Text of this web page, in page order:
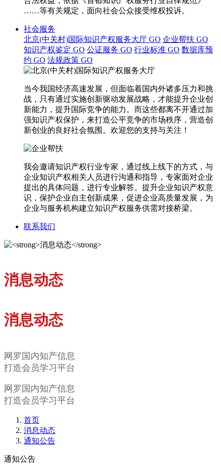
……等有关规定，面向社会公众接受维权投诉。
社会服务
北京(中关村)国际知识产权服务大厅 GO 企业帮扶 GO
知识产权鉴定 GO 公证服务 GO 行业标准 GO 数据库预
约 GO 法规政策 GO
当今我国经济高速发展，但面临着国内外诸多压力和挑
战，只有通过实施创新驱动发展战略，才能提升企业创
新能力，提升国际竞争的能力。而这些都离不开通过加
强知识产权保护，来打造公平竞争的市场秩序，营造创
新创业的良好社会氛围。欢迎您的支持与关注！
我会邀请知识产权行业专家，通过线上线下的方式，与
企业知识产权相关人员进行沟通和指导，专家面对企业
提出的具体问题，进行专业解答。提升企业知识产权意
识，保护企业自主创新成果，促进企业高质量发展，为
企业与服务机构建立知识产权服务供需对接桥梁。
联系我们
消息动态
消息动态
网罗国内知产信息
打造会员学习平台
网罗国内知产信息
打造会员学习平台
首页
消息动态
通知公告
通知公告